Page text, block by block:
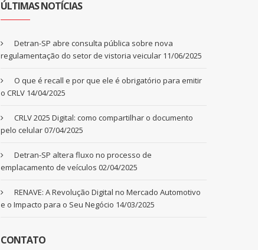
ÚLTIMAS NOTÍCIAS
Detran-SP abre consulta pública sobre nova
regulamentação do setor de vistoria veicular 11/06/2025
O que é recall e por que ele é obrigatório para emitir
o CRLV 14/04/2025
CRLV 2025 Digital: como compartilhar o documento
pelo celular07/04/2025
Detran-SP altera fluxo no processo de
emplacamento de veículos 02/04/2025
RENAVE: A Revolução Digital no Mercado Automotivo
e o Impacto para o Seu Negócio 14/03/2025
CONTATO